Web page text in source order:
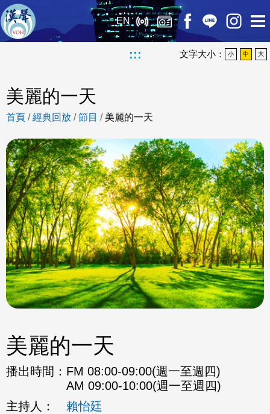
EN
::: 文字大小： 小 中 大
美麗的一天
首頁 /經典回放 /節目 / 美麗的一天
美麗的一天
播出時間： FM 08:00-09:00(週一至週四)
AM 09:00-10:00(週一至週四)
主持人：
賴怡廷